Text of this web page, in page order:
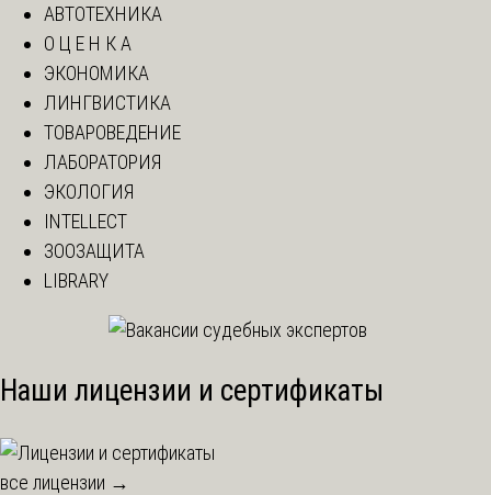
АВТОТЕХНИКА
О Ц Е Н К А
ЭКОНОМИКА
ЛИНГВИСТИКА
ТОВАРОВЕДЕНИЕ
ЛАБОРАТОРИЯ
ЭКОЛОГИЯ
INTELLECT
ЗООЗАЩИТА
LIBRARY
Наши лицензии и сертификаты
все лицензии →